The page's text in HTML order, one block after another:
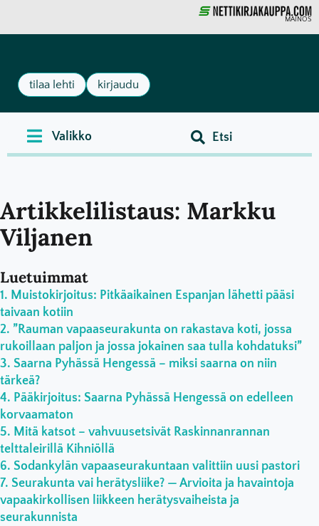
MAINOS
tilaa lehti kirjaudu
Artikkelilistaus: Markku
Viljanen
Luetuimmat
Muistokirjoitus: Pitkäaikainen Espanjan lähetti pääsi
taivaan kotiin
”Rauman vapaaseurakunta on rakastava koti, jossa
rukoillaan paljon ja jossa jokainen saa tulla kohdatuksi”
Saarna Pyhässä Hengessä – miksi saarna on niin
tärkeä?
Pääkirjoitus: Saarna Pyhässä Hengessä on edelleen
korvaamaton
Mitä katsot – vahvuusetsivät Raskinnanrannan
telttaleirillä Kihniöllä
Sodankylän vapaaseurakuntaan valittiin uusi pastori
Seurakunta vai herätysliike? — Arvioita ja havaintoja
vapaakirkollisen liikkeen herätysvaiheista ja
seurakunnista